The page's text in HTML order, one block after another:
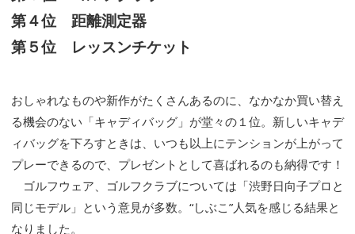
第４位 距離測定器
第５位 レッスンチケット
おしゃれなものや新作がたくさんあるのに、なかなか買い替え
る機会のない「キャディバッグ」が堂々の１位。新しいキャデ
ィバッグを下ろすときは、いつも以上にテンションが上がって
プレーできるので、プレゼントとして喜ばれるのも納得です！
ゴルフウェア、ゴルフクラブについては「渋野日向子プロと
同じモデル」という意見が多数。“しぶこ”人気を感じる結果と
なりました。